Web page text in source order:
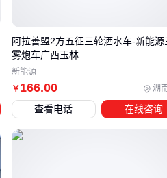
等粘稠物料卸载时
关键在于识别你最
是狭窄场地转向？
三、工程、农业
￥ 166.00 湖
阿拉善盟2方五征三轮洒水车-新能源
雾炮车广西玉林
新能源
查看电话 在线咨询